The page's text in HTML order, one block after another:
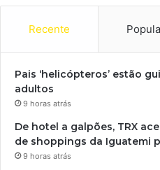
Recente
Pais ‘helicópteros’ estão
adultos
9 horas atrás
De hotel a galpões, TRX
de shoppings da Iguatemi
9 horas atrás